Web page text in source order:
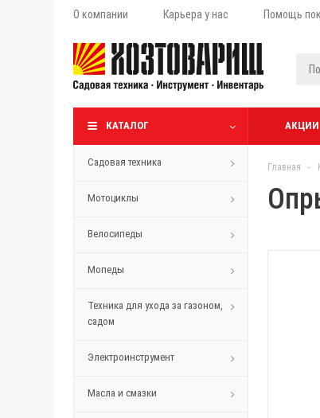
О компании Карьера у нас Помощь
КАТАЛОГ АКЦИИ
Садовая техника
Мотоциклы
Велосипеды
Мопеды
Техника для ухода за газоном,
садом
Электроинструмент
Масла и смазки
Главная -